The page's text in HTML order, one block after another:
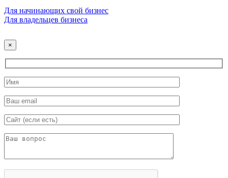
Для начинающих свой бизнес
Для владельцев бизнеса
×